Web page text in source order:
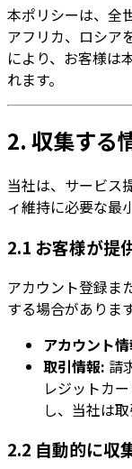
本ポリシーは、全
アフリカ、ロシア
により、お客様は
れます。
2. 収集する
当社は、サービス
ィ維持に必要な最
2.1 お客様が提
アカウント登録ま
する場合があります
アカウント
取引情報: 請
レジットカ
し、当社は
2.2 自動的に収